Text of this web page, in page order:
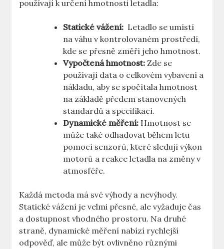
používají k určení hmotnosti letadla:
Statické vážení: ‍ Letadlo​ se umístí​
na ‍váhu v kontrolovaném⁣ prostředí,
kde se přesně změří jeho hmotnost.
Vypočtená hmotnost: Zde se
používají data o ‍celkovém vybavení a
nákladu, aby se spočítala hmotnost
⁣na základě předem stanovených‍
standardů a‌ specifikací.
Dynamické měření: Hmotnost se
může ⁣také odhadovat během letu
pomocí senzorů,‌ které sledují výkon
motorů a reakce letadla⁢ na ‍změny v
atmosféře.
Každá metoda má své⁣ výhody⁣ a nevýhody.
Statické vážení⁤ je velmi přesné, ale ⁢vyžaduje čas
a dostupnost vhodného prostoru.​ Na druhé ​
straně, dynamické měření nabízí rychlejší
odpověď,‍ ale může být ovlivněno různými